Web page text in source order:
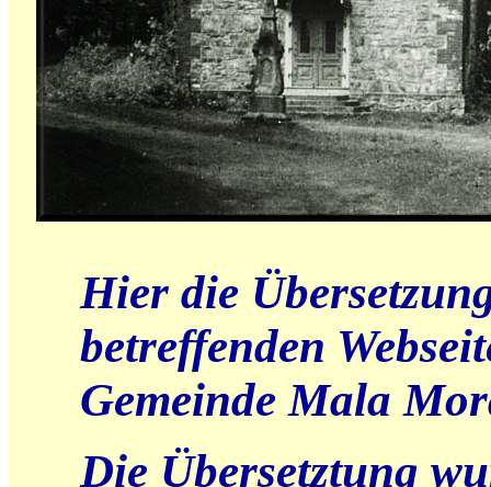
Hier die
betreffenden
Gemeinde Mala
Die Übersetztung